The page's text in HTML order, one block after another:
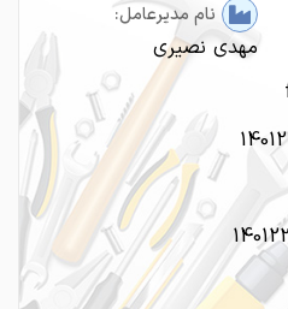
نام مدیرعامل:
مهدی نصیری